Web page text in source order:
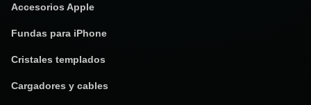
Accesorios Apple
Fundas para iPhone
Cristales templados
Cargadores y cables